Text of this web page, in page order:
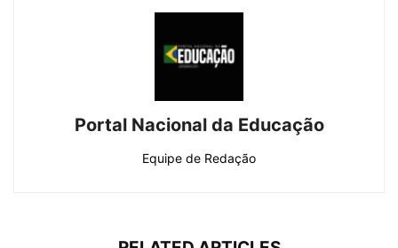
Portal Nacional da Educação
Equipe de Redação